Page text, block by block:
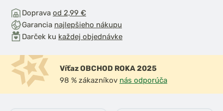
Doprava od 2,99 €
Garancia najlepšieho nákupu
Darček ku každej objednávke
Víťaz OBCHOD ROKA 2025
98 % zákazníkov nás odporúča